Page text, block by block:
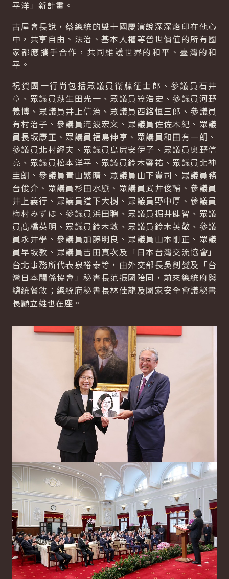
平洋」新計畫。
古屋會長說，蔡總統的雙十國慶演說深深烙印在他心
中，共享自由、法治、基本人權等普世價值的所有國
家都應攜手合作，共同維護世界的和平、臺灣的和
平。
祝賀團一行尚包括眾議員衛藤征士郎、參議員石井
章、眾議員萩生田光一、眾議員笠浩史、參議員河野
義博、眾議員井上信治、眾議員西銘恒三郎、參議員
有村治子、參議員滝波宏文、眾議員佐佐木紀、眾議
員長坂康正、眾議員福島伸享、眾議員和田有一朗、
參議員北村經夫、眾議員島尻安伊子、眾議員奥野信
亮、眾議員松本洋平、眾議員鈴木馨祐、眾議員北神
圭朗、參議員青山繁晴、眾議員山下貴司、眾議員務
台俊介、眾議員杉田水脈、眾議員武井俊輔、參議員
井上義行、眾議員道下大樹、眾議員野中厚、參議員
梅村みずほ、參議員浜田聰、眾議員掘井健智、眾議
員髙橋英明、眾議員鈴木敦、眾議員鈴木英敬、參議
員永井學、參議員加藤明良、眾議員山本剛正、眾議
員早坂敦、眾議員吉田真次及「日本台灣交流協會」
台北事務所代表泉裕泰等，由外交部長吳釗燮及「台
灣日本關係協會」秘書長范振國陪同，前來總統府與
總統餐敘；總統府秘書長林佳龍及國家安全會議秘書
長顧立雄也在座。